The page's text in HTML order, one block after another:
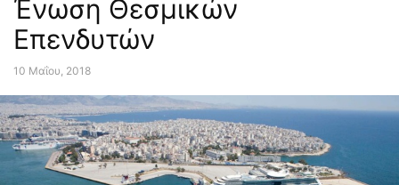
Ένωση Θεσμικών
Επενδυτών
10 Μαΐου, 2018